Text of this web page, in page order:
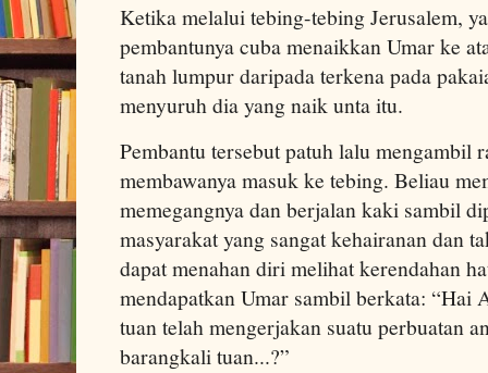
Ketika melalui tebing-tebing Jerusalem,
pembantunya cuba menaikkan Umar ke
tanah lumpur daripada terkena pada
menyuruh dia yang naik unta itu.
Pembantu tersebut patuh lalu mengambil
membawanya masuk ke tebing. Beliau
memegangnya dan berjalan kaki sambil
masyarakat yang sangat kehairanan dan
dapat menahan diri melihat kerendahan
mendapatkan Umar sambil berkata:
tuan telah mengerjakan suatu perbuatan
barangkali tuan...?”